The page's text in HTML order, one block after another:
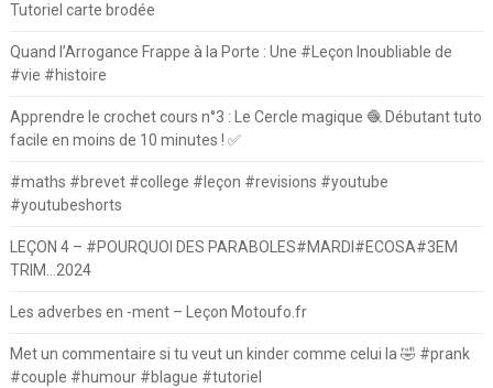
Tutoriel carte brodée
Quand l’Arrogance Frappe à la Porte : Une #Leçon Inoubliable de
#vie #histoire
Apprendre le crochet cours n°3 : Le Cercle magique 🧶 Débutant tuto
facile en moins de 10 minutes ! ✅
#maths #brevet #college #leçon #revisions #youtube
#youtubeshorts
LEÇON 4 – #POURQUOI DES PARABOLES#MARDI#ECOSA#3EM
TRIM…2024
Les adverbes en -ment – Leçon Motoufo.fr
Met un commentaire si tu veut un kinder comme celui la 🤣 #prank
#couple #humour #blague #tutoriel